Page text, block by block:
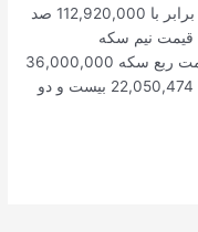
نرخ سکه امروز سه شنبه ساعت 14:42:51 برابر با 112,920,000 صد
قیمت نیم سکه
58,000,000 پنجاه و هشت میلیون ریال قیمت ربع سکه 36,000,000
سی و شش میلیون ریال قیمت سکه گرمی 22,050,474 بیست و دو